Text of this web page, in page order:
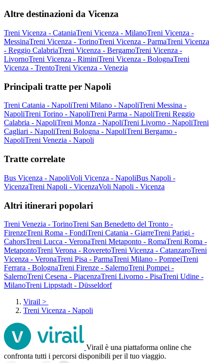
Altre destinazioni da Vicenza
Treni Vicenza - CataniaTreni Vicenza - MilanoTreni Vicenza -
MessinaTreni Vicenza - TorinoTreni Vicenza - ParmaTreni Vicenza
- Reggio CalabriaTreni Vicenza - BergamoTreni Vicenza -
LivornoTreni Vicenza - RiminiTreni Vicenza - BolognaTreni
Vicenza - TrentoTreni Vicenza - Venezia
Principali tratte per Napoli
Treni Catania - NapoliTreni Milano - NapoliTreni Messina -
NapoliTreni Torino - NapoliTreni Parma - NapoliTreni Reggio
Calabria - NapoliTreni Monza - NapoliTreni Livorno - NapoliTreni
Cagliari - NapoliTreni Bologna - NapoliTreni Bergamo -
NapoliTreni Venezia - Napoli
Tratte correlate
Bus Vicenza - NapoliVoli Vicenza - NapoliBus Napoli -
VicenzaTreni Napoli - VicenzaVoli Napoli - Vicenza
Altri itinerari popolari
Treni Venezia - TorinoTreni San Benedetto del Tronto -
FirenzeTreni Roma - FondiTreni Catania - GiarreTreni Parigi -
CahorsTreni Lucca - VeronaTreni Metaponto - RomaTreni Roma -
MetapontoTreni Verona - RoveretoTreni Vicenza - CatanzaroTreni
Vicenza - VeronaTreni Pisa - ParmaTreni Milano - PompeiTreni
Ferrara - BolognaTreni Firenze - SalernoTreni Pompei -
SalernoTreni Cesena - PiacenzaTreni Livorno - PisaTreni Udine -
MilanoTreni Lippstadt - Düsseldorf
Virail >
Treni Vicenza - Napoli
Virail è una piattaforma online che
confronta tutti i percorsi disponibili per il tuo viaggio.